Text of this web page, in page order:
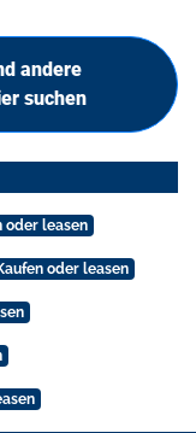
andere
suchen
oder leasen
oder leasen